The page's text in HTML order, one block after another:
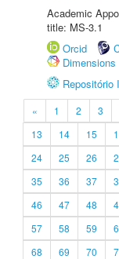
Academic
title: MS-3.1
Orcid
Dimensions
Repositório
« 1 2 3
13
14 15
24
25 26
35
36 37
46
47 48
57
58 59
68
69 70